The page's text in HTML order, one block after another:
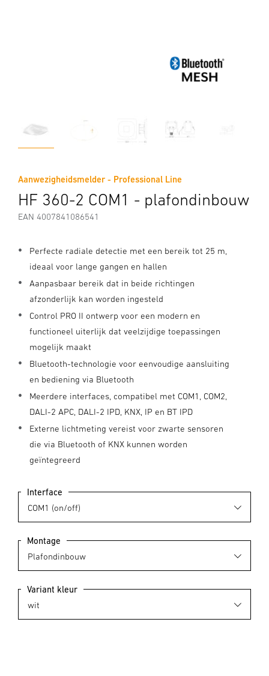
Aanwezigheidsmelder - Professional Line
HF 360-2 COM1 - plafondinbouw
EAN 4007841086541
Perfecte radiale detectie met een bereik tot 25 m,
ideaal voor lange gangen en hallen
Aanpasbaar bereik dat in beide richtingen
afzonderlijk kan worden ingesteld
Control PRO II ontwerp voor een modern en
functioneel uiterlijk dat veelzijdige toepassingen
mogelijk maakt
Bluetooth-technologie voor eenvoudige aansluiting
en bediening via Bluetooth
Meerdere interfaces, compatibel met COM1, COM2,
DALI-2 APC, DALI-2 IPD, KNX, IP en BT IPD
Externe lichtmeting vereist voor zwarte sensoren
die via Bluetooth of KNX kunnen worden
geïntegreerd
Interface
Montage
Variant kleur